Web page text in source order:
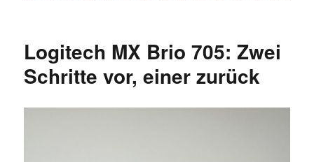
Logitech MX Brio 705: Zwei
Schritte vor, einer zurück